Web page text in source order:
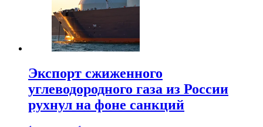
Экспорт сжиженного
углеводородного газа из России
рухнул на фоне санкций